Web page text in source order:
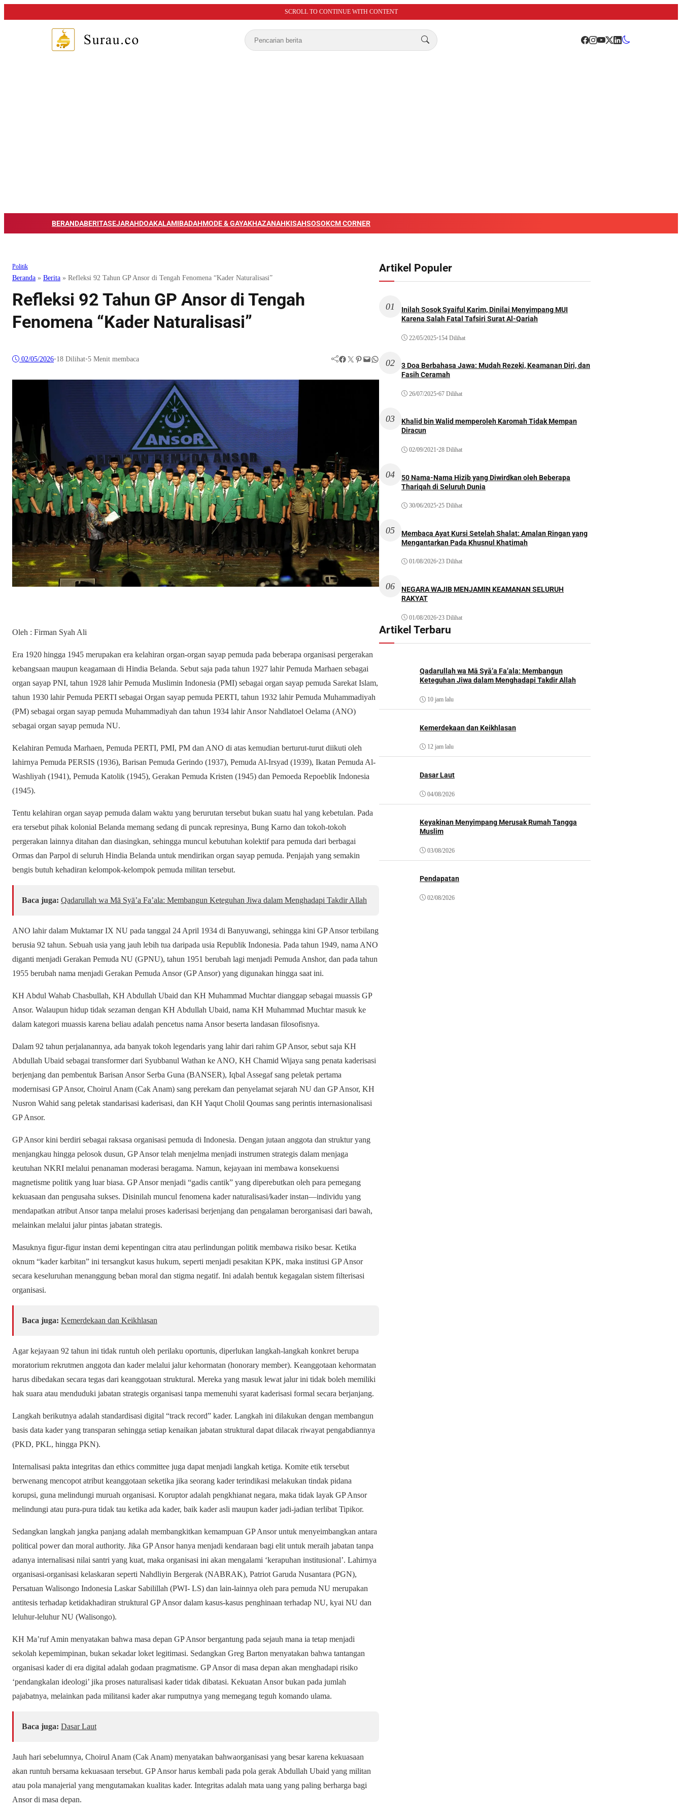
SCROLL TO CONTINUE WITH CONTENT
BERANDABERITASEJARAHDOAKALAMIBADAHMODE & GAYAKHAZANAHKISAHSOSOKCM CORNER
Politik
Beranda » Berita » Refleksi 92 Tahun GP Ansor di Tengah Fenomena “Kader Naturalisasi”
Refleksi 92 Tahun GP Ansor di Tengah
Fenomena “Kader Naturalisasi”
02/05/2026•18 Dilihat•5 Menit membaca Facebook Twitter Pinterest Mail WhatsApp
Oleh : Firman Syah Ali
Era 1920 hingga 1945 merupakan era kelahiran organ-organ sayap pemuda pada beberapa organisasi pergerakan
kebangsaan maupun keagamaan di Hindia Belanda. Sebut saja pada tahun 1927 lahir Pemuda Marhaen sebagai
organ sayap PNI, tahun 1928 lahir Pemuda Muslimin Indonesia (PMI) sebagai organ sayap pemuda Sarekat Islam,
tahun 1930 lahir Pemuda PERTI sebagai Organ sayap pemuda PERTI, tahun 1932 lahir Pemuda Muhammadiyah
(PM) sebagai organ sayap pemuda Muhammadiyah dan tahun 1934 lahir Ansor Nahdlatoel Oelama (ANO)
sebagai organ sayap pemuda NU.
Kelahiran Pemuda Marhaen, Pemuda PERTI, PMI, PM dan ANO di atas kemudian berturut-turut diikuti oleh
lahirnya Pemuda PERSIS (1936), Barisan Pemuda Gerindo (1937), Pemuda Al-Irsyad (1939), Ikatan Pemuda Al-
Washliyah (1941), Pemuda Katolik (1945), Gerakan Pemuda Kristen (1945) dan Pemoeda Repoeblik Indonesia
(1945).
Tentu kelahiran organ sayap pemuda dalam waktu yang berurutan tersebut bukan suatu hal yang kebetulan. Pada
era tersebut pihak kolonial Belanda memang sedang di puncak represinya, Bung Karno dan tokoh-tokoh
pergerakan lainnya ditahan dan diasingkan, sehingga muncul kebutuhan kolektif para pemuda dari berbagai
Ormas dan Parpol di seluruh Hindia Belanda untuk mendirikan organ sayap pemuda. Penjajah yang semakin
bengis butuh kehadiran kelompok-kelompok pemuda militan tersebut.
Baca juga: Qadarullah wa Mā Syā’a Fa’ala: Membangun Keteguhan Jiwa dalam Menghadapi Takdir Allah
ANO lahir dalam Muktamar IX NU pada tanggal 24 April 1934 di Banyuwangi, sehingga kini GP Ansor terbilang
berusia 92 tahun. Sebuah usia yang jauh lebih tua daripada usia Republik Indonesia. Pada tahun 1949, nama ANO
diganti menjadi Gerakan Pemuda NU (GPNU), tahun 1951 berubah lagi menjadi Pemuda Anshor, dan pada tahun
1955 berubah nama menjadi Gerakan Pemuda Ansor (GP Ansor) yang digunakan hingga saat ini.
KH Abdul Wahab Chasbullah, KH Abdullah Ubaid dan KH Muhammad Muchtar dianggap sebagai muassis GP
Ansor. Walaupun hidup tidak sezaman dengan KH Abdullah Ubaid, nama KH Muhammad Muchtar masuk ke
dalam kategori muassis karena beliau adalah pencetus nama Ansor beserta landasan filosofisnya.
Dalam 92 tahun perjalanannya, ada banyak tokoh legendaris yang lahir dari rahim GP Ansor, sebut saja KH
Abdullah Ubaid sebagai transformer dari Syubbanul Wathan ke ANO, KH Chamid Wijaya sang penata kaderisasi
berjenjang dan pembentuk Barisan Ansor Serba Guna (BANSER), Iqbal Assegaf sang peletak pertama
modernisasi GP Ansor, Choirul Anam (Cak Anam) sang perekam dan penyelamat sejarah NU dan GP Ansor, KH
Nusron Wahid sang peletak standarisasi kaderisasi, dan KH Yaqut Cholil Qoumas sang perintis internasionalisasi
GP Ansor.
​GP Ansor kini berdiri sebagai raksasa organisasi pemuda di Indonesia. Dengan jutaan anggota dan struktur yang
menjangkau hingga pelosok dusun, GP Ansor telah menjelma menjadi instrumen strategis dalam menjaga
keutuhan NKRI melalui penanaman moderasi beragama. Namun, kejayaan ini membawa konsekuensi
magnetisme politik yang luar biasa. GP Ansor menjadi “gadis cantik” yang diperebutkan oleh para pemegang
kekuasaan dan pengusaha sukses. Disinilah muncul fenomena kader naturalisasi/kader instan—individu yang
mendapatkan atribut Ansor tanpa melalui proses kaderisasi berjenjang dan pengalaman berorganisasi dari bawah,
melainkan melalui jalur pintas jabatan strategis.
​Masuknya figur-figur instan demi kepentingan citra atau perlindungan politik membawa risiko besar. Ketika
oknum “kader karbitan” ini tersangkut kasus hukum, seperti menjadi pesakitan KPK, maka institusi GP Ansor
secara keseluruhan menanggung beban moral dan stigma negatif. Ini adalah bentuk kegagalan sistem filterisasi
organisasi.
Baca juga: Kemerdekaan dan Keikhlasan
​Agar kejayaan 92 tahun ini tidak runtuh oleh perilaku oportunis, diperlukan langkah-langkah konkret berupa
​moratorium rekrutmen anggota dan kader melalui jalur kehormatan (honorary member). Keanggotaan kehormatan
harus dibedakan secara tegas dari keanggotaan struktural. Mereka yang masuk lewat jalur ini tidak boleh memiliki
hak suara atau menduduki jabatan strategis organisasi tanpa memenuhi syarat kaderisasi formal secara berjanjang.
Langkah berikutnya adalah ​standardisasi digital “track record” kader. Langkah ini dilakukan dengan membangun
basis data kader yang transparan sehingga setiap kenaikan jabatan struktural dapat dilacak riwayat pengabdiannya
(PKD, PKL, hingga PKN).
​Internalisasi pakta integritas dan ethics committee juga dapat menjadi langkah ketiga. Komite etik tersebut
berwenang mencopot atribut keanggotaan seketika jika seorang kader terindikasi melakukan tindak pidana
korupsi, guna melindungi muruah organisasi. Koruptor adalah pengkhianat negara, maka tidak layak GP Ansor
melindungi atau pura-pura tidak tau ketika ada kader, baik kader asli maupun kader jadi-jadian terlibat Tipikor.
​Sedangkan langkah jangka panjang adalah membangkitkan kemampuan GP Ansor untuk menyeimbangkan antara
political power dan moral authority. Jika GP Ansor hanya menjadi kendaraan bagi elit untuk meraih jabatan tanpa
adanya internalisasi nilai santri yang kuat, maka organisasi ini akan mengalami ‘kerapuhan institusional’. Lahirnya
organisasi-organisasi kelaskaran seperti Nahdliyin Bergerak (NABRAK), Patriot Garuda Nusantara (PGN),
Persatuan Walisongo Indonesia Laskar Sabilillah (PWI- LS) dan lain-lainnya oleh para pemuda NU merupakan
antitesis terhadap ketidakhadiran struktural GP Ansor dalam kasus-kasus penghinaan terhadap NU, kyai NU dan
leluhur-leluhur NU (Walisongo).
KH Ma’ruf Amin menyatakan bahwa masa depan GP Ansor bergantung pada sejauh mana ia tetap menjadi
sekolah kepemimpinan, bukan sekadar loket legitimasi. Sedangkan Greg Barton menyatakan bahwa ​tantangan
organisasi kader di era digital adalah godaan pragmatisme. GP Ansor di masa depan akan menghadapi risiko
‘pendangkalan ideologi’ jika proses naturalisasi kader tidak dibatasi. Kekuatan Ansor bukan pada jumlah
pajabatnya, melainkan pada militansi kader akar rumputnya yang memegang teguh komando ulama.
Baca juga: Dasar Laut
Jauh hari sebelumnya, Choirul Anam (Cak Anam) menyatakan bahwa​organisasi yang besar karena kekuasaan
akan runtuh bersama kekuasaan tersebut. GP Ansor harus kembali pada pola gerak Abdullah Ubaid yang militan
atau pola manajerial yang mengutamakan kualitas kader. Integritas adalah mata uang yang paling berharga bagi
Ansor di masa depan.
Artikel Populer
01
Inilah Sosok Syaiful Karim, Dinilai Menyimpang MUI
Karena Salah Fatal Tafsiri Surat Al-Qariah
22/05/2025•154 Dilihat
02
3 Doa Berbahasa Jawa: Mudah Rezeki, Keamanan Diri, dan
Fasih Ceramah
26/07/2025•67 Dilihat
03
Khalid bin Walid memperoleh Karomah Tidak Mempan
Diracun
02/09/2021•28 Dilihat
04
50 Nama-Nama Hizib yang Diwirdkan oleh Beberapa
Thariqah di Seluruh Dunia
30/06/2025•25 Dilihat
05
Membaca Ayat Kursi Setelah Shalat: Amalan Ringan yang
Mengantarkan Pada Khusnul Khatimah
01/08/2026•23 Dilihat
06
NEGARA WAJIB MENJAMIN KEAMANAN SELURUH
RAKYAT
01/08/2026•23 Dilihat
Artikel Terbaru
Qadarullah wa Mā Syā’a Fa’ala: Membangun
Keteguhan Jiwa dalam Menghadapi Takdir Allah
10 jam lalu
Kemerdekaan dan Keikhlasan
12 jam lalu
Dasar Laut
04/08/2026
Keyakinan Menyimpang Merusak Rumah Tangga
Muslim
03/08/2026
Pendapatan
02/08/2026